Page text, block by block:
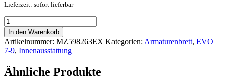
Lieferzeit: sofort lieferbar
Radio
Einbauschacht
-
Relocation
Kit
Evo
7
In den Warenkorb
Artikelnummer: MZ598263EX Kategorien: Armaturenbrett, EVO
7-9, Innenausstattung
Ähnliche Produkte